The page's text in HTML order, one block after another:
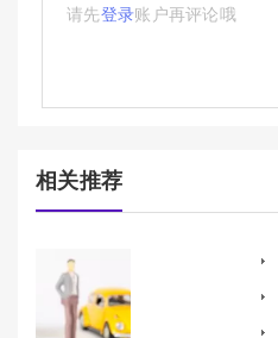
请先登录账户再评论哦
相关推荐